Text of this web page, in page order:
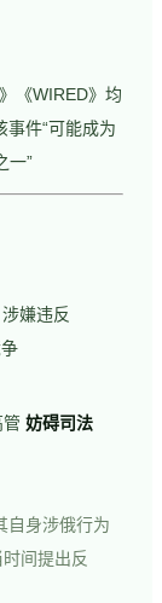
《WIRED》均
事件“可能成为
一”
嫌违反
管 妨碍司法
自身涉俄行为
间提出反